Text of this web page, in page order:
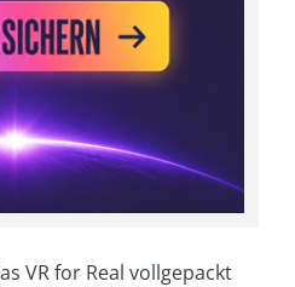
VR for Real vollgepackt